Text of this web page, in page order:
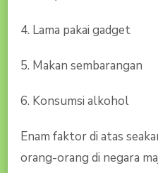
4. Lama pakai gadget
5. Makan sembarangan
6. Konsumsi alkohol
Enam faktor di atas
orang-orang di negara